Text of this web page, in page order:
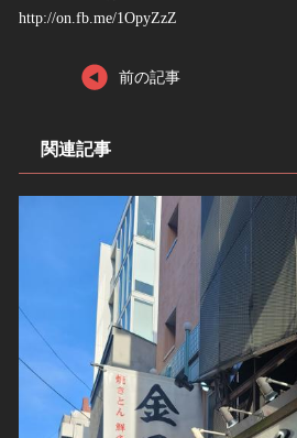
http://on.fb.me/1OpyZzZ
前の記事
関連記事